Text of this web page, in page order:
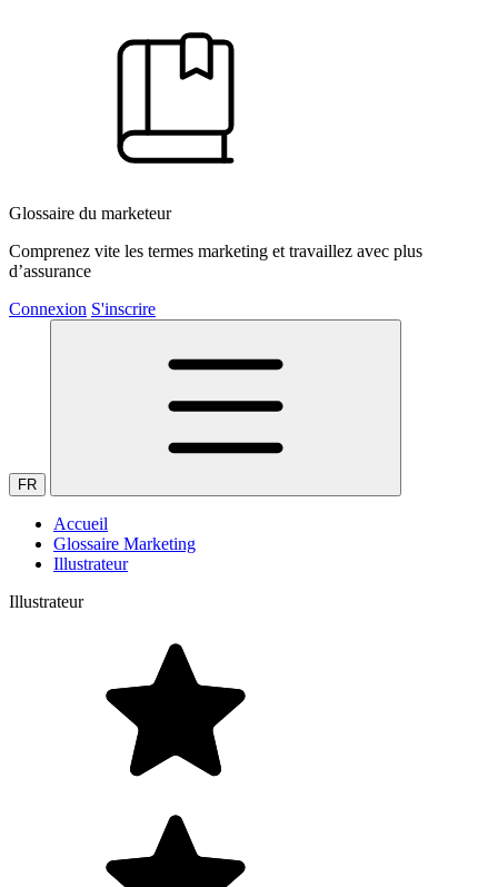
Glossaire du marketeur
Comprenez vite les termes marketing et travaillez avec plus
d’assurance
Connexion S'inscrire
FR
Accueil
Glossaire Marketing
Illustrateur
Illustrateur